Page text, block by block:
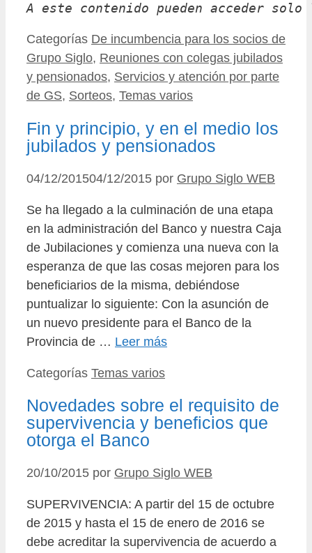
A este contenido pueden acceder
Categorías De incumbencia para los socios de
Grupo Siglo, Reuniones con colegas jubilados
y pensionados, Servicios y atención por parte
de GS, Sorteos, Temas varios
Fin y principio, y en el medio los
jubilados y pensionados
04/12/201504/12/2015 por Grupo Siglo WEB
Se ha llegado a la culminación de una etapa
en la administración del Banco y nuestra Caja
de Jubilaciones y comienza una nueva con la
esperanza de que las cosas mejoren para los
beneficiarios de la misma, debiéndose
puntualizar lo siguiente: Con la asunción de
un nuevo presidente para el Banco de la
Provincia de … Leer más
Categorías Temas varios
Novedades sobre el requisito de
supervivencia y beneficios que
otorga el Banco
20/10/2015 por Grupo Siglo WEB
SUPERVIVENCIA: A partir del 15 de octubre
de 2015 y hasta el 15 de enero de 2016 se
debe acreditar la supervivencia de acuerdo a